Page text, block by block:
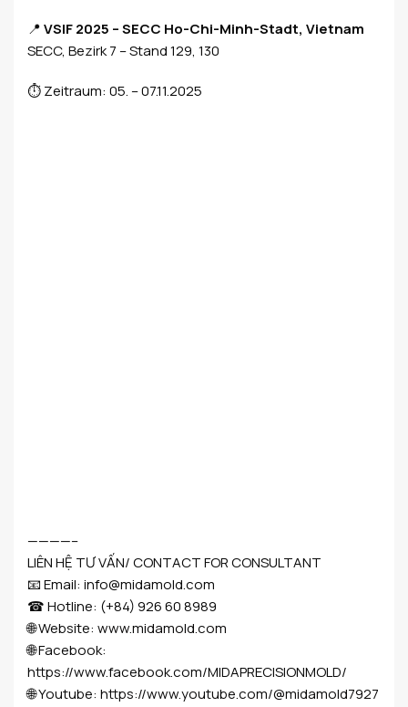
📍VSIF 2025 – SECC Ho-Chi-Minh-Stadt, Vietnam
SECC, Bezirk 7 – Stand 129, 130
⏱ Zeitraum: 05. – 07.11.2025
————–
LIÊN HỆ TƯ VẤN/ CONTACT FOR CONSULTANT
📧 Email: info@midamold.com
☎ Hotline: (+84) 926 60 8989
🌐 Website: www.midamold.com
🌐 Facebook:
https://www.facebook.com/MIDAPRECISIONMOLD/
🌐 Youtube: https://www.youtube.com/@midamold7927